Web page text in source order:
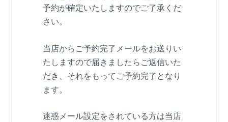
予約が確定いたしますのでご了承くだ
さい。
当店からご予約完了メールをお送りい
たしますので届きましたらご返信いた
だき、それをもってご予約完了となり
ます。
迷惑メール設定をされている方は当店